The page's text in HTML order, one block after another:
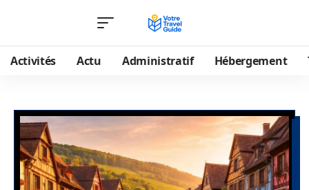
Activités Actu Administratif Hébergement